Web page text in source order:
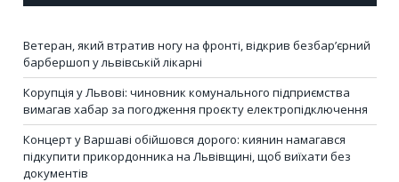
Ветеран, який втратив ногу на фронті, відкрив безбар’єрний
барбершоп у львівській лікарні
Корупція у Львові: чиновник комунального підприємства
вимагав хабар за погодження проєкту електропідключення
Концерт у Варшаві обійшовся дорого: киянин намагався
підкупити прикордонника на Львівщині, щоб виїхати без
документів